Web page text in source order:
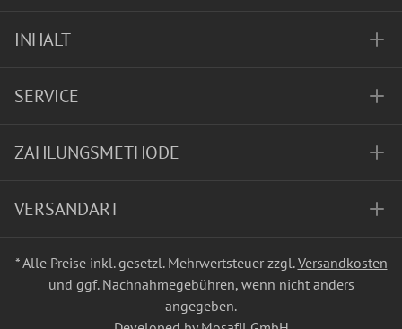
INHALT
SERVICE
ZAHLUNGSMETHODE
VERSANDART
* Alle Preise inkl. gesetzl. Mehrwertsteuer zzgl.Versandkosten
und ggf. Nachnahmegebühren, wenn nicht anders
angegeben.